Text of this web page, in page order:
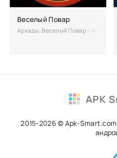
Веселый Повар
Аркады, Веселый Повар –
APK
2015-2026 © Apk-